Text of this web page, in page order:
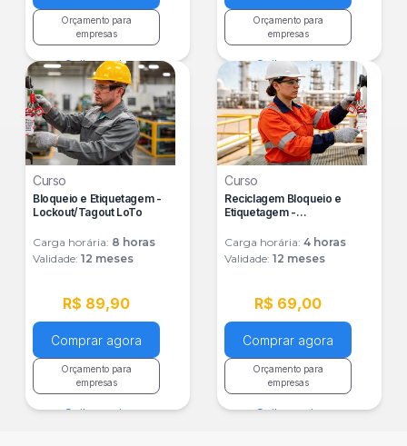
Orçamento para
empresas
Saiba mais
Orçamento para
empresas
Saiba mais
Curso
Bloqueio e Etiquetagem -
Lockout/Tagout LoTo
Carga horária: 8 horas
Validade: 12 meses
R$ 89,90
Comprar agora
Orçamento para
empresas
Saiba mais
Curso
Reciclagem Bloqueio e
Etiquetagem -
Carga horária: 4 horas
Validade: 12 meses
R$ 69,00
Comprar agora
Orçamento para
empresas
Saiba mais